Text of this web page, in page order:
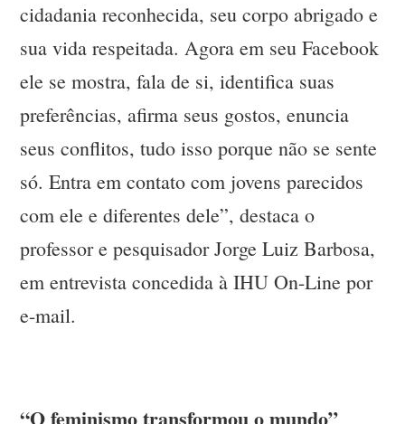
cidadania reconhecida, seu corpo abrigado e
sua vida respeitada. Agora em seu Facebook
ele se mostra, fala de si, identifica suas
preferências, afirma seus gostos, enuncia
seus conflitos, tudo isso porque não se sente
só. Entra em contato com jovens parecidos
com ele e diferentes dele”, destaca o
professor e pesquisador Jorge Luiz Barbosa,
em entrevista concedida à IHU On-Line por
e-mail.